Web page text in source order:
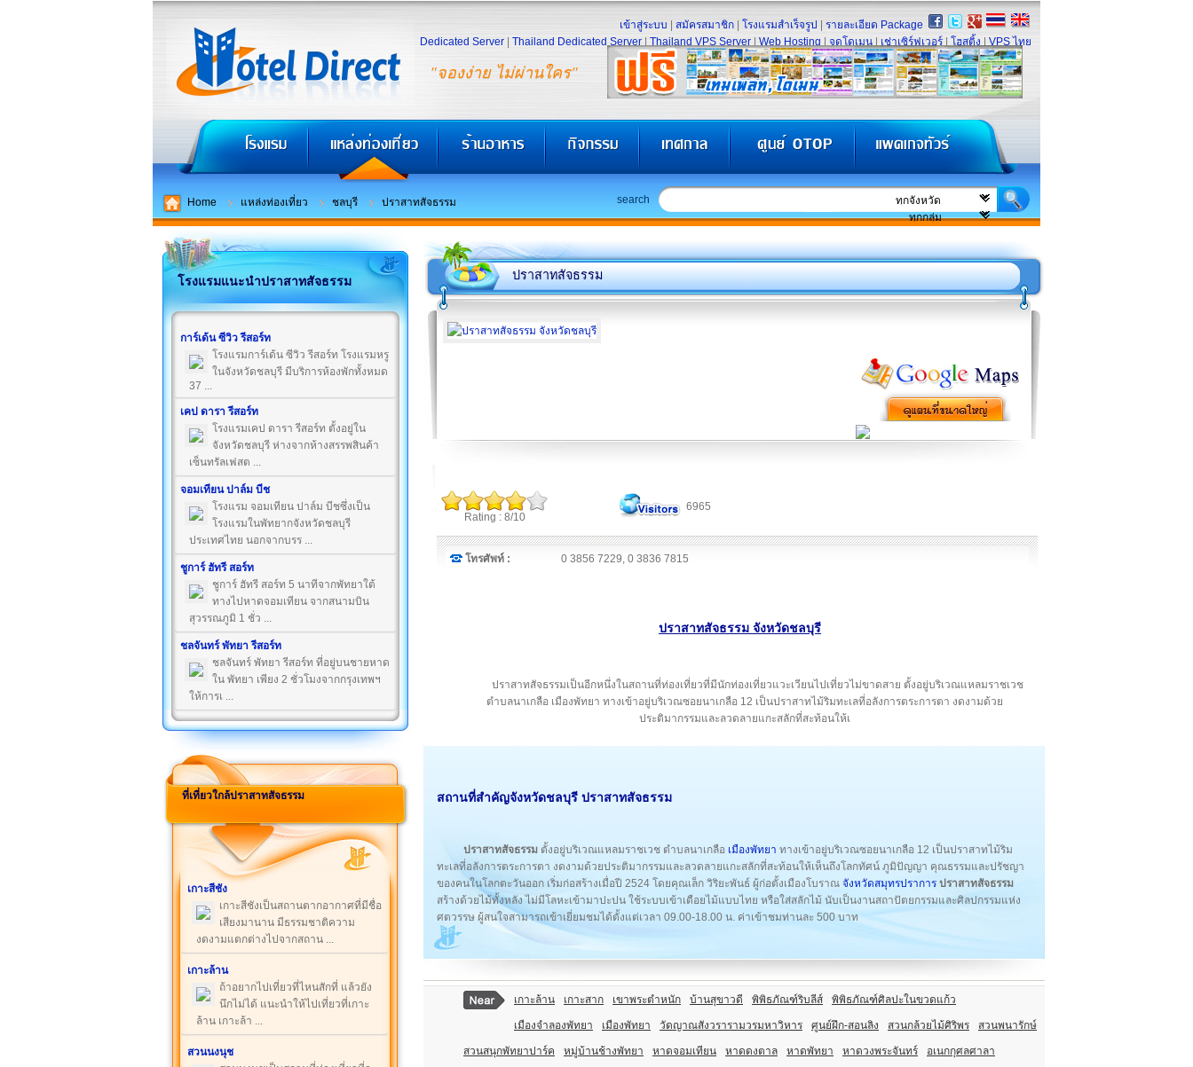
"จองง่าย ไม่ผ่านใคร"
เข้าสู่ระบบ สมัครสมาชิก โรงแรมสำเร็จรูป
รายละเอียด Package
Dedicated Server
Thailand Dedicated Server Thailand VPS Server Web Hosting จดโดเมน เช่าเซิร์ฟเวอร์ โฮสติ้ง VPS ไทย
Home แหล่งท่องเที่ยว ชลบุรี ปราสาทสัจธรรม search
โรงแรมแนะนำปราสาทสัจธรรม
การ์เด้น ซีวิว รีสอร์ท
โรงแรมการ์เด้น ซีวิว รีสอร์ท โรงแรมหรู
ในจังหวัดชลบุรี มีบริการห้องพักทั้งหมด
37 ...
เคป ดารา รีสอร์ท
โรงแรมเคป ดารา รีสอร์ท ตั้งอยู่ใน
จังหวัดชลบุรี ห่างจากห้างสรรพสินค้า
เซ็นทรัลเฟสต ...
จอมเทียน ปาล์ม บีช
โรงแรม จอมเทียน ปาล์ม บีชซึ่งเป็น
โรงแรมในพัทยากจังหวัดชลบุรี
ประเทศไทย นอกจากบรร ...
ชูการ์ ฮัทรี สอร์ท
ชูการ์ ฮัทรี สอร์ท 5 นาทีจากพัทยาใต้
ทางไปหาดจอมเทียน จากสนามบิน
สุวรรณภูมิ 1 ชั่ว ...
ชลจันทร์ พัทยา รีสอร์ท
ชลจันทร์ พัทยา รีสอร์ท ที่อยู่บนชายหาด
ใน พัทยา เพียง 2 ชั่วโมงจากกรุงเทพฯ
ให้การเ ...
ที่เที่ยวใกล้ปราสาทสัจธรรม
เกาะสีชัง
เกาะสีชังเป็นสถานตากอากาศที่มีชื่อ
เสียงมานาน มีธรรมชาติความ
งดงามแตกต่างไปจากสถาน ...
เกาะล้าน
ถ้าอยากไปเที่ยวที่ไหนสักที่ แล้วยัง
นึกไม่ได้ แนะนำให้ไปเที่ยวที่เกาะ
ล้าน เกาะล้า ...
สวนนงนุช
ปราสาทสัจธรรม
Rating : 8/10
6965
โทรศัพท์ : 0 3856 7229, 0 3836 7815
ปราสาทสัจธรรม จังหวัดชลบุรี
ปราสาทสัจธรรมเป็นอีกหนึ่งในสถานที่ท่องเที่ยวที่มีนักท่องเที่ยวแวะเวียนไปเที่ยวไม่ขาดสาย ตั้งอยู่บริเวณแหลมราชเวช
ตำบลนาเกลือ เมืองพัทยา ทางเข้าอยู่บริเวณซอยนาเกลือ 12 เป็นปราสาทไม้ริมทะเลที่อลังการตระการตา งดงามด้วย
ประติมากรรมและลวดลายแกะสลักที่สะท้อนให้เ
สถานที่สำคัญจังหวัดชลบุรี ปราสาทสัจธรรม
ปราสาทสัจธรรม ตั้งอยู่บริเวณแหลมราชเวช ตำบลนาเกลือ เมืองพัทยา ทางเข้าอยู่บริเวณซอยนาเกลือ 12 เป็นปราสาทไม้ริม
ทะเลที่อลังการตระการตา งดงามด้วยประติมากรรมและลวดลายแกะสลักที่สะท้อนให้เห็นถึงโลกทัศน์ ภูมิปัญญา คุณธรรมและปรัชญา
ของคนในโลกตะวันออก เริ่มก่อสร้างเมื่อปี 2524 โดยคุณเล็ก วิริยะพันธ์ ผู้ก่อตั้งเมืองโบราณ จังหวัดสมุทรปราการ ปราสาทสัจธรรม
สร้างด้วยไม้ทั้งหลัง ไม่มีโลหะเข้ามาปะปน ใช้ระบบเข้าเดือยไม้แบบไทย หรือใส่สลักไม้ นับเป็นงานสถาปัตยกรรมและศิลปกรรมแห่ง
ศตวรรษ ผู้สนใจสามารถเข้าเยี่ยมชมได้ตั้งแต่เวลา 09.00-18.00 น. ค่าเข้าชมท่านละ 500 บาท
เกาะล้าน เกาะสาก เขาพระตำหนัก บ้านสุขาวดี พิพิธภัณฑ์ริบลีส์ พิพิธภัณฑ์ศิลปะในขวดแก้ว
เมืองจำลองพัทยา เมืองพัทยา วัดญาณสังวรารามวรมหาวิหาร ศูนย์ฝึก-สอนลิง สวนกล้วยไม้ศิริพร สวนพนารักษ์
สวนสนุกพัทยาปาร์ค หมู่บ้านช้างพัทยา หาดจอมเทียน หาดดงตาล หาดพัทยา หาดวงพระจันทร์ อเนกกุศลศาลา